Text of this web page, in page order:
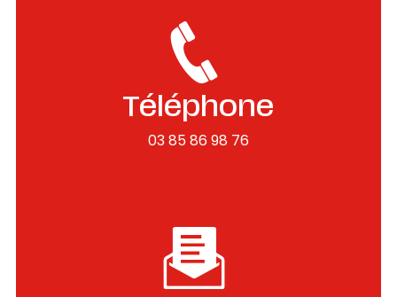
Téléphone
03 85 86 98 76